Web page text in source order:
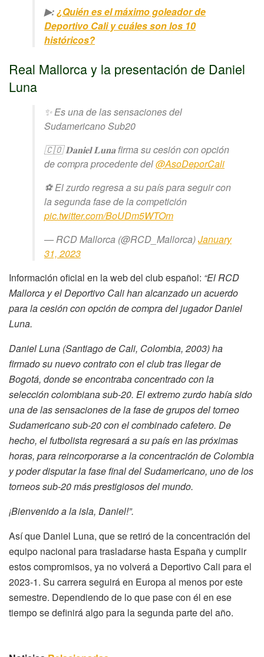
▶:¿Quién es el máximo goleador de
Deportivo Cali y cuáles son los 10
históricos?
Real Mallorca y la presentación de Daniel
Luna
✨ Es una de las sensaciones del
Sudamericano Sub20
🇨🇴 𝐃𝐚𝐧𝐢𝐞𝐥 𝐋𝐮𝐧𝐚 firma su cesión con opción
de compra procedente del@AsoDeporCali
⚽️ El zurdo regresa a su país para seguir con
la segunda fase de la competición
pic.twitter.com/BoUDm5WTOm
— RCD Mallorca (@RCD_Mallorca)January
31, 2023
Información oficial en la web del club español: “El RCD
Mallorca y el Deportivo Cali han alcanzado un acuerdo
para la cesión con opción de compra del jugador Daniel
Luna.
Daniel Luna (Santiago de Cali, Colombia, 2003) ha
firmado su nuevo contrato con el club tras llegar de
Bogotá, donde se encontraba concentrado con la
selección colombiana sub-20. El extremo zurdo había sido
una de las sensaciones de la fase de grupos del torneo
Sudamericano sub-20 con el combinado cafetero. De
hecho, el futbolista regresará a su país en las próximas
horas, para reincorporarse a la concentración de Colombia
y poder disputar la fase final del Sudamericano, uno de los
torneos sub-20 más prestigiosos del mundo.
¡Bienvenido a la isla, Daniel!”.
Así que Daniel Luna, que se retiró de la concentración del
equipo nacional para trasladarse hasta España y cumplir
estos compromisos, ya no volverá a Deportivo Cali para el
2023-1. Su carrera seguirá en Europa al menos por este
semestre. Dependiendo de lo que pase con él en ese
tiempo se definirá algo para la segunda parte del año.